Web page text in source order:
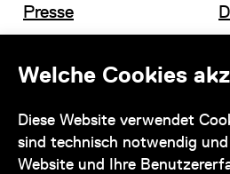
Welche Cookies
Diese Website verwendet
sind technisch notwendig
Website und Ihre
Presse
Kontakt